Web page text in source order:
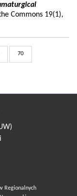
Commons 19(1),
70
Regionalnych